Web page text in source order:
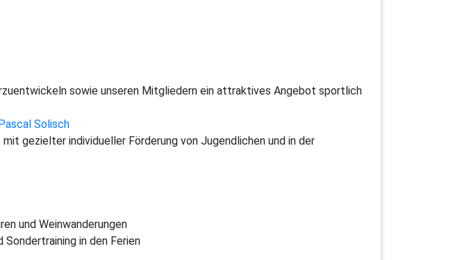
sowie unseren Mitgliedern ein attraktives Angebot sportlich
Solisch
mit gezielter individueller Förderung von Jugendlichen und in der
und Weinwanderungen
Sondertraining in den Ferien